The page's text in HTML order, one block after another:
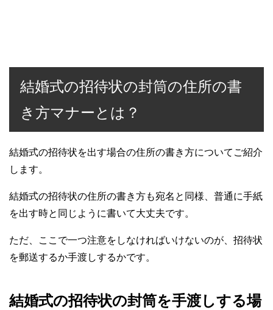
結婚式の招待状の封筒の住所の書
き方マナーとは？
結婚式の招待状を出す場合の住所の書き方についてご紹介
します。
結婚式の招待状の住所の書き方も宛名と同様、普通に手紙
を出す時と同じように書いて大丈夫です。
ただ、ここで一つ注意をしなければいけないのが、招待状
を郵送するか手渡しするかです。
結婚式の招待状の封筒を手渡しする場